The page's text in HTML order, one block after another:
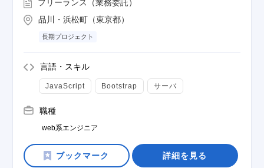
フリーランス（業務委託）
品川・浜松町（東京都）
長期プロジェクト
言語・スキル
JavaScript Bootstrap サーバ
職種
web系エンジニア
詳細を見る